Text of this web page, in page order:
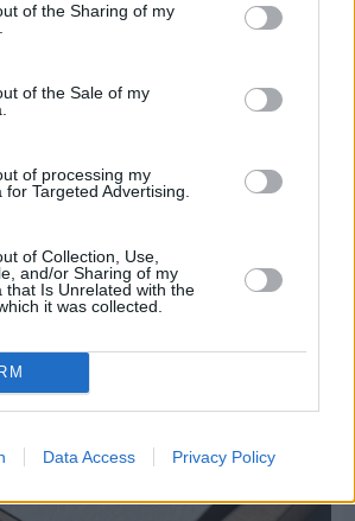
of the Sharing of my
of the Sale of my
of processing my
Targeted Advertising.
of Collection, Use,
and/or Sharing of my
that Is Unrelated with the
it was collected.
Data Access Privacy Policy
αναγκαία ανάπαυλα για την